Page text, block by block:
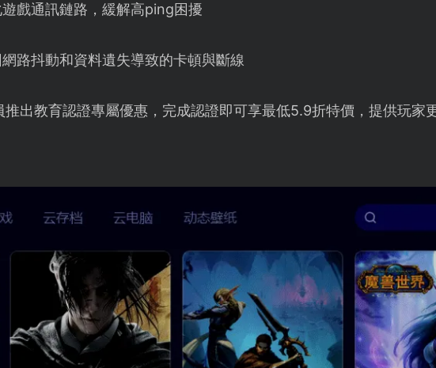
戲通訊鏈路，緩解高ping困擾
路抖動和資料遺失導致的卡頓與斷線
推出教育認證專屬優惠，完成認證即可享最低5.9折特價，提供玩家